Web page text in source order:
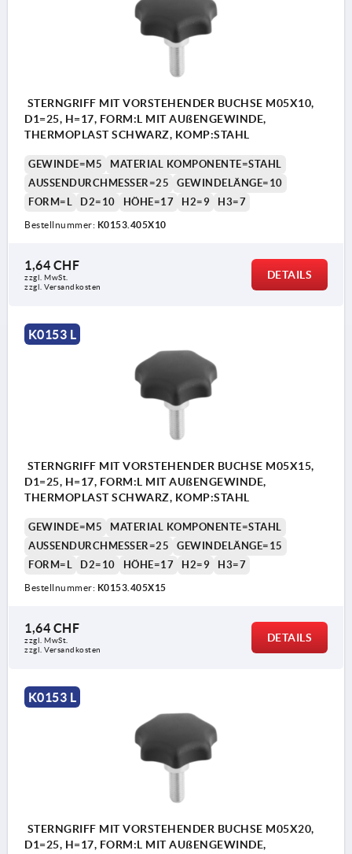
STERNGRIFF MIT VORSTEHENDER BUCHSE M05X10,
D1=25, H=17, FORM:L MIT AUßENGEWINDE,
THERMOPLAST SCHWARZ, KOMP:STAHL
GEWINDE=M5
MATERIAL KOMPONENTE=STAHL
AUSSENDURCHMESSER=25
GEWINDELÄNGE=10
FORM=L
D2=10 HÖHE=17 H2=9 H3=7
Bestellnummer: K0153.405X10
1,64 CHF
zzgl. MwSt.
zzgl. Versandkosten
DETAILS
K0153 L
STERNGRIFF MIT VORSTEHENDER BUCHSE M05X15,
D1=25, H=17, FORM:L MIT AUßENGEWINDE,
THERMOPLAST SCHWARZ, KOMP:STAHL
GEWINDE=M5
MATERIAL KOMPONENTE=STAHL
AUSSENDURCHMESSER=25
GEWINDELÄNGE=15
FORM=L
D2=10 HÖHE=17 H2=9 H3=7
Bestellnummer: K0153.405X15
1,64 CHF
zzgl. MwSt.
zzgl. Versandkosten
DETAILS
K0153 L
STERNGRIFF MIT VORSTEHENDER BUCHSE M05X20,
D1=25, H=17, FORM:L MIT AUßENGEWINDE,